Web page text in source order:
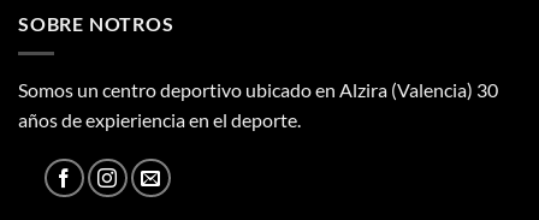
SOBRE NOTROS
Somos un centro deportivo ubicado en Alzira (Valencia) 30
años de expieriencia en el deporte.